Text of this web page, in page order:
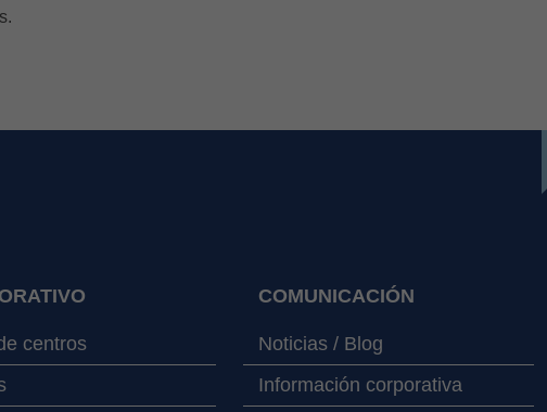
centros
COMUNICACIÓN
Noticias / Blog
Información corporativa